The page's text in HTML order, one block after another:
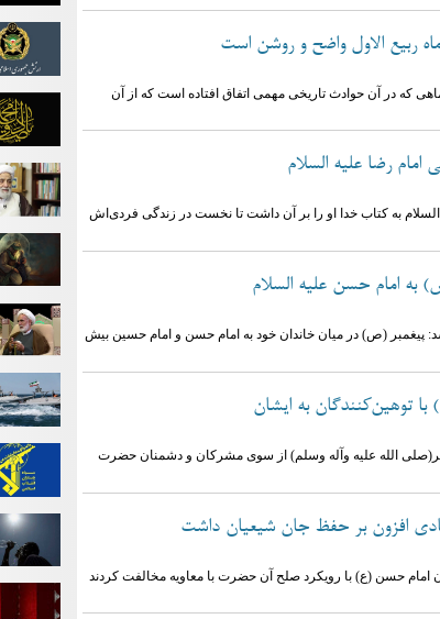
ربیع الاول واضح و روشن است
ماهی که در آن حوادث تاریخی مهمی اتفاق افتاده است که از آن
امام رضا علیه السلام
به کتاب خدا او را بر آن داشت تا نخست در زندگی فردی‌اش
به امام حسن علیه السلام
پیغمبر (ص) در میان خاندان خود به امام حسن و امام حسین بیش
توهین‌کنندگان به ایشان
الله علیه وآله وسلم) از سوی مشرکان و دشمنان حضرت
افزون بر حفظ جان شیعیان داشت
امام حسن (ع) با رویکرد صلح آن حضرت با معاویه مخالفت کردند